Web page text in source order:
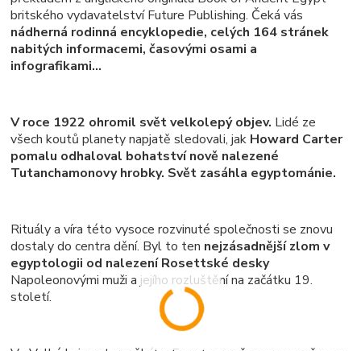
britského vydavatelství Future Publishing. Čeká vás
nádherná rodinná encyklopedie, celých 164 stránek
nabitých informacemi, časovými osami a
infografikami...
V roce 1922 ohromil svět velkolepý objev. Lidé ze
všech koutů planety napjatě sledovali, jak Howard Carter
pomalu odhaloval bohatství nově nalezené
Tutanchamonovy hrobky. Svět zasáhla egyptománie.
Rituály a víra této vysoce rozvinuté společnosti se znovu
dostaly do centra dění. Byl to ten nejzásadnější zlom v
egyptologii od nalezení Rosettské desky
Napoleonovými muži a jejího rozluštění na začátku 19.
století.